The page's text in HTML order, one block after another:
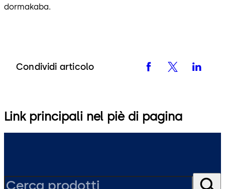
dormakaba.
Condividi articolo
Link principali nel piè di pagina